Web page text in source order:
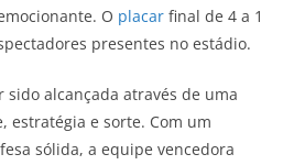
O placar final de 4 a 1
presentes no estádio.
alcançada através de uma
estratégia e sorte. Com um
sólida, a equipe vencedora